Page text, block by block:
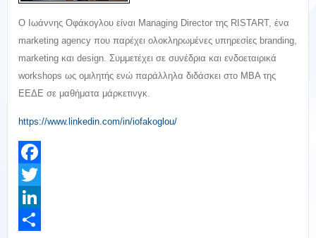
O Ιωάννης Οφάκογλου είναι Managing Director της RISTART, ένα
marketing agency που παρέχει ολοκληρωμένες υπηρεσίες branding,
marketing και design. Συμμετέχει σε συνέδρια και ενδοεταιρικά
workshops ως ομιλητής ενώ παράλληλα διδάσκει στο MBA της
ΕΕΔΕ σε μαθήματα μάρκετινγκ.
https://www.linkedin.com/in/iofakoglou/
Facebook
Twitter
LinkedIn